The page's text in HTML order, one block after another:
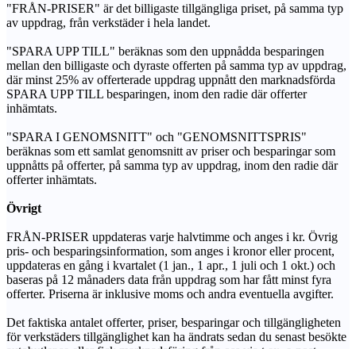
"FRÅN-PRISER" är det billigaste tillgängliga priset, på samma typ
av uppdrag, från verkstäder i hela landet.
"SPARA UPP TILL" beräknas som den uppnådda besparingen
mellan den billigaste och dyraste offerten på samma typ av uppdrag,
där minst 25% av offerterade uppdrag uppnått den marknadsförda
SPARA UPP TILL besparingen, inom den radie där offerter
inhämtats.
"SPARA I GENOMSNITT" och "GENOMSNITTSPRIS"
beräknas som ett samlat genomsnitt av priser och besparingar som
uppnåtts på offerter, på samma typ av uppdrag, inom den radie där
offerter inhämtats.
Övrigt
FRÅN-PRISER uppdateras varje halvtimme och anges i kr. Övrig
pris- och besparingsinformation, som anges i kronor eller procent,
uppdateras en gång i kvartalet (1 jan., 1 apr., 1 juli och 1 okt.) och
baseras på 12 månaders data från uppdrag som har fått minst fyra
offerter. Priserna är inklusive moms och andra eventuella avgifter.
Det faktiska antalet offerter, priser, besparingar och tillgängligheten
för verkstäders tillgänglighet kan ha ändrats sedan du senast besökte